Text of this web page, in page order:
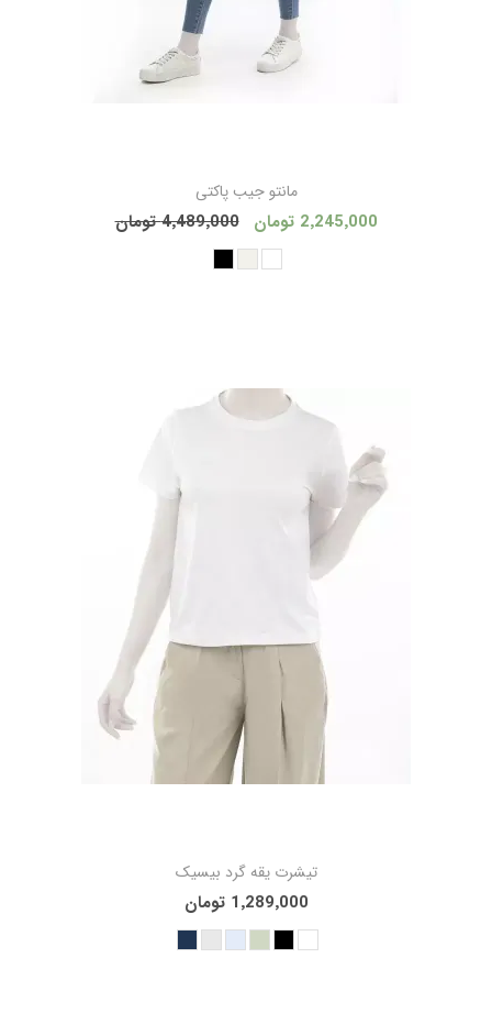
مانتو جیب پاکتی
2٬245٬000 تومان 4٬489٬000 تومان
تیشرت یقه گرد بیسیک
1٬289٬000 تومان